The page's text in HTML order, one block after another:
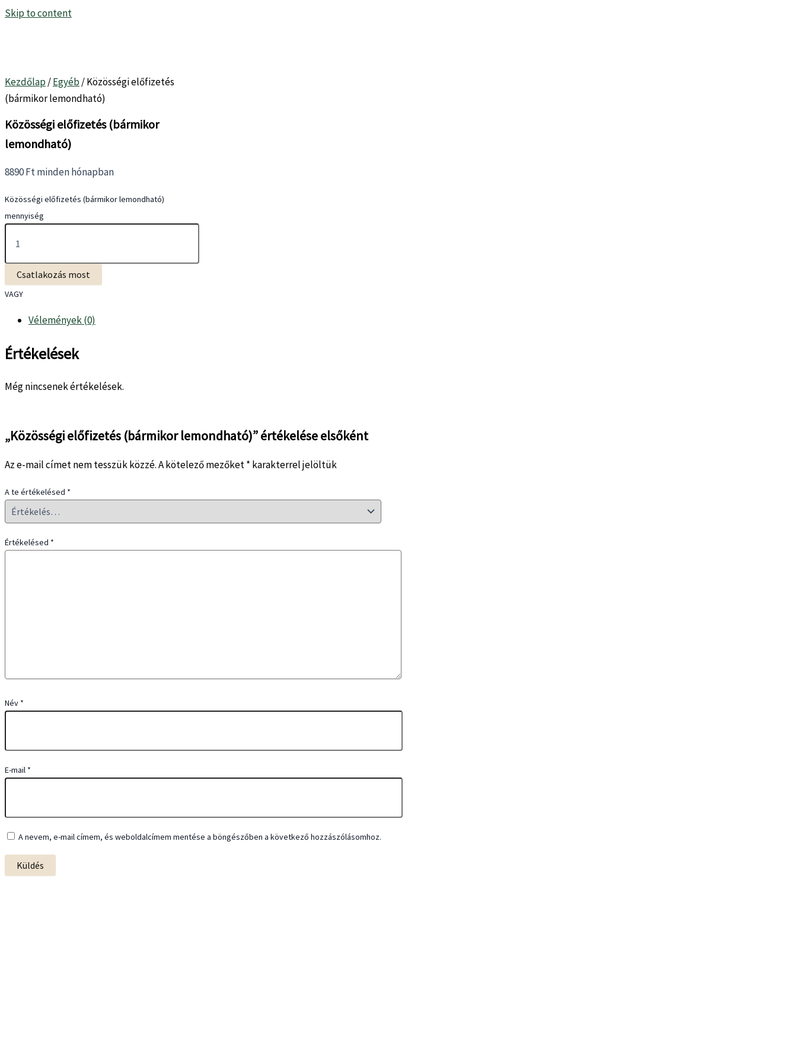
Skip to content
Kezdőlap /Egyéb / Közösségi előfizetés
(bármikor lemondható)
Közösségi előfizetés (bármikor
lemondható)
8890Ftminden hónapban
Közösségi előfizetés (bármikor lemondható)
mennyiség
Csatlakozás most
VAGY
Vélemények (0)
Értékelések
Még nincsenek értékelések.
„Közösségi előfizetés (bármikor lemondható)” értékelése elsőként
Az e-mail címet nem tesszük közzé.A kötelező mezőket* karakterrel jelöltük
A te értékelésed *
Értékelésed *
Név *
E-mail *
A nevem, e-mail címem, és weboldalcímem mentése a böngészőben a következő hozzászólásomhoz.